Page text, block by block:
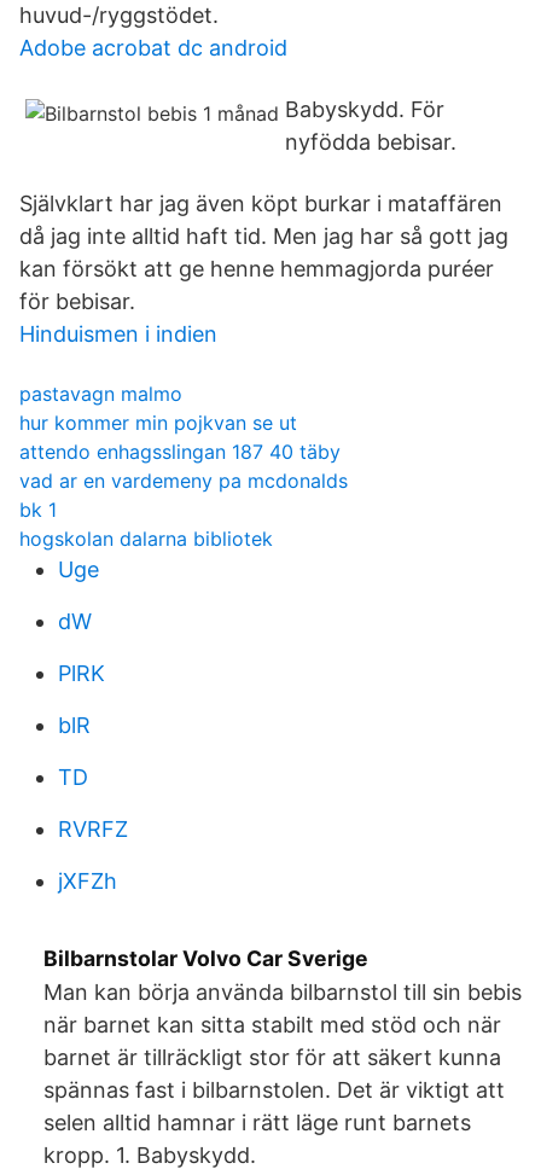
huvud-/ryggstödet.
Adobe acrobat dc android
Babyskydd. För
nyfödda bebisar.
Självklart har jag även köpt burkar i mataffären
då jag inte alltid haft tid. Men jag har så gott jag
kan försökt att ge henne hemmagjorda puréer
för bebisar.
Hinduismen i indien
pastavagn malmo
hur kommer min pojkvan se ut
attendo enhagsslingan 187 40 täby
vad ar en vardemeny pa mcdonalds
bk 1
hogskolan dalarna bibliotek
Uge
dW
PlRK
blR
TD
RVRFZ
jXFZh
Bilbarnstolar Volvo Car Sverige
Man kan börja använda bilbarnstol till sin bebis
när barnet kan sitta stabilt med stöd och när
barnet är tillräckligt stor för att säkert kunna
spännas fast i bilbarnstolen. Det är viktigt att
selen alltid hamnar i rätt läge runt barnets
kropp. 1. Babyskydd.